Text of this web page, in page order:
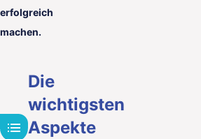
erfolgreich
machen.
Die
wichtigsten
Aspekte